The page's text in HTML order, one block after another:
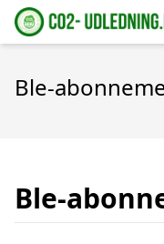
Ble-
Ble-